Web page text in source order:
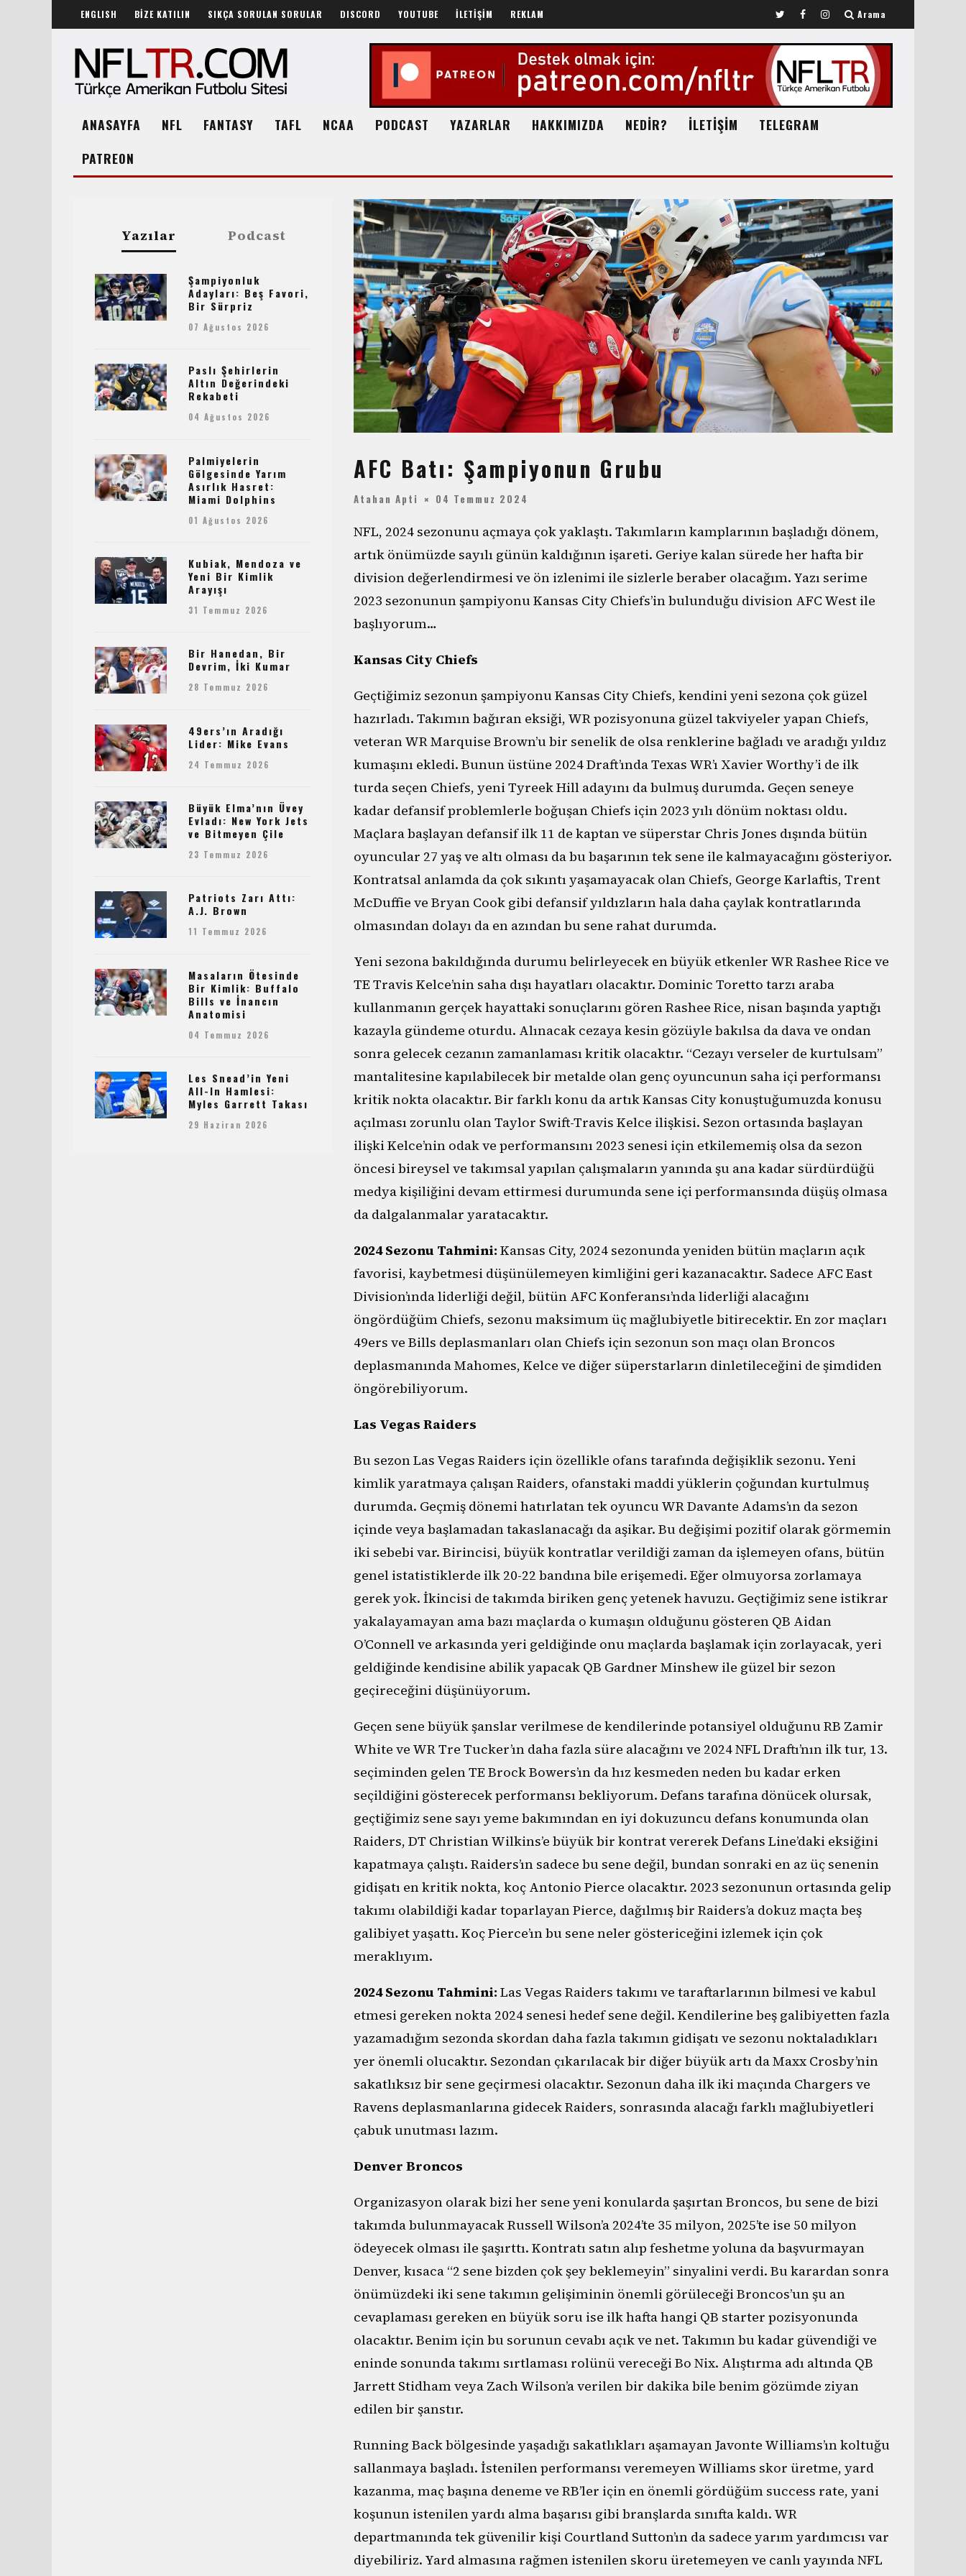
ENGLISH BİZE KATILIN SIKÇA SORULAN SORULAR DISCORD YOUTUBE İLETİŞİM REKLAM Arama
ANASAYFA NFL FANTASY TAFL NCAA PODCAST YAZARLAR HAKKIMIZDA NEDİR? İLETİŞİM
TELEGRAM
PATREON
AFC Batı: Şampiyonun Grubu
Atahan Apti 04 Temmuz 2024
NFL, 2024 sezonunu açmaya çok yaklaştı. Takımların kamplarının başladığı dönem,
artık önümüzde sayılı günün kaldığının işareti. Geriye kalan sürede her hafta bir
division değerlendirmesi ve ön izlenimi ile sizlerle beraber olacağım. Yazı serime
2023 sezonunun şampiyonu Kansas City Chiefs’in bulunduğu division AFC West ile
başlıyorum…
Kansas City Chiefs
Geçtiğimiz sezonun şampiyonu Kansas City Chiefs, kendini yeni sezona çok güzel
hazırladı. Takımın bağıran eksiği, WR pozisyonuna güzel takviyeler yapan Chiefs,
veteran WR Marquise Brown’u bir senelik de olsa renklerine bağladı ve aradığı yıldız
kumaşını ekledi. Bunun üstüne 2024 Draft’ında Texas WR’ı Xavier Worthy’i de ilk
turda seçen Chiefs, yeni Tyreek Hill adayını da bulmuş durumda. Geçen seneye
kadar defansif problemlerle boğuşan Chiefs için 2023 yılı dönüm noktası oldu.
Maçlara başlayan defansif ilk 11 de kaptan ve süperstar Chris Jones dışında bütün
oyuncular 27 yaş ve altı olması da bu başarının tek sene ile kalmayacağını gösteriyor.
Kontratsal anlamda da çok sıkıntı yaşamayacak olan Chiefs, George Karlaftis, Trent
McDuffie ve Bryan Cook gibi defansif yıldızların hala daha çaylak kontratlarında
olmasından dolayı da en azından bu sene rahat durumda.
Yeni sezona bakıldığında durumu belirleyecek en büyük etkenler WR Rashee Rice ve
TE Travis Kelce’nin saha dışı hayatları olacaktır. Dominic Toretto tarzı araba
kullanmanın gerçek hayattaki sonuçlarını gören Rashee Rice, nisan başında yaptığı
kazayla gündeme oturdu. Alınacak cezaya kesin gözüyle bakılsa da dava ve ondan
sonra gelecek cezanın zamanlaması kritik olacaktır. “Cezayı verseler de kurtulsam”
mantalitesine kapılabilecek bir metalde olan genç oyuncunun saha içi performansı
kritik nokta olacaktır. Bir farklı konu da artık Kansas City konuştuğumuzda konusu
açılması zorunlu olan Taylor Swift-Travis Kelce ilişkisi. Sezon ortasında başlayan
ilişki Kelce’nin odak ve performansını 2023 senesi için etkilememiş olsa da sezon
öncesi bireysel ve takımsal yapılan çalışmaların yanında şu ana kadar sürdürdüğü
medya kişiliğini devam ettirmesi durumunda sene içi performansında düşüş olmasa
da dalgalanmalar yaratacaktır.
2024 Sezonu Tahmini: Kansas City, 2024 sezonunda yeniden bütün maçların açık
favorisi, kaybetmesi düşünülemeyen kimliğini geri kazanacaktır. Sadece AFC East
Division’ında liderliği değil, bütün AFC Konferansı’nda liderliği alacağını
öngördüğüm Chiefs, sezonu maksimum üç mağlubiyetle bitirecektir. En zor maçları
49ers ve Bills deplasmanları olan Chiefs için sezonun son maçı olan Broncos
deplasmanında Mahomes, Kelce ve diğer süperstarların dinletileceğini de şimdiden
öngörebiliyorum.
Las Vegas Raiders
Bu sezon Las Vegas Raiders için özellikle ofans tarafında değişiklik sezonu. Yeni
kimlik yaratmaya çalışan Raiders, ofanstaki maddi yüklerin çoğundan kurtulmuş
durumda. Geçmiş dönemi hatırlatan tek oyuncu WR Davante Adams’ın da sezon
içinde veya başlamadan takaslanacağı da aşikar. Bu değişimi pozitif olarak görmemin
iki sebebi var. Birincisi, büyük kontratlar verildiği zaman da işlemeyen ofans, bütün
genel istatistiklerde ilk 20-22 bandına bile erişemedi. Eğer olmuyorsa zorlamaya
gerek yok. İkincisi de takımda biriken genç yetenek havuzu. Geçtiğimiz sene istikrar
yakalayamayan ama bazı maçlarda o kumaşın olduğunu gösteren QB Aidan
O’Connell ve arkasında yeri geldiğinde onu maçlarda başlamak için zorlayacak, yeri
geldiğinde kendisine abilik yapacak QB Gardner Minshew ile güzel bir sezon
geçireceğini düşünüyorum.
Geçen sene büyük şanslar verilmese de kendilerinde potansiyel olduğunu RB Zamir
White ve WR Tre Tucker’ın daha fazla süre alacağını ve 2024 NFL Draftı’nın ilk tur, 13.
seçiminden gelen TE Brock Bowers’ın da hız kesmeden neden bu kadar erken
seçildiğini gösterecek performansı bekliyorum. Defans tarafına dönücek olursak,
geçtiğimiz sene sayı yeme bakımından en iyi dokuzuncu defans konumunda olan
Raiders, DT Christian Wilkins’e büyük bir kontrat vererek Defans Line’daki eksiğini
kapatmaya çalıştı. Raiders’ın sadece bu sene değil, bundan sonraki en az üç senenin
gidişatı en kritik nokta, koç Antonio Pierce olacaktır. 2023 sezonunun ortasında gelip
takımı olabildiği kadar toparlayan Pierce, dağılmış bir Raiders’a dokuz maçta beş
galibiyet yaşattı. Koç Pierce’ın bu sene neler göstericeğini izlemek için çok
meraklıyım.
2024 Sezonu Tahmini: Las Vegas Raiders takımı ve taraftarlarının bilmesi ve kabul
etmesi gereken nokta 2024 senesi hedef sene değil. Kendilerine beş galibiyetten fazla
yazamadığım sezonda skordan daha fazla takımın gidişatı ve sezonu noktaladıkları
yer önemli olucaktır. Sezondan çıkarılacak bir diğer büyük artı da Maxx Crosby’nin
sakatlıksız bir sene geçirmesi olacaktır. Sezonun daha ilk iki maçında Chargers ve
Ravens deplasmanlarına gidecek Raiders, sonrasında alacağı farklı mağlubiyetleri
çabuk unutması lazım.
Denver Broncos
Organizasyon olarak bizi her sene yeni konularda şaşırtan Broncos, bu sene de bizi
takımda bulunmayacak Russell Wilson’a 2024’te 35 milyon, 2025’te ise 50 milyon
ödeyecek olması ile şaşırttı. Kontratı satın alıp feshetme yoluna da başvurmayan
Denver, kısaca “2 sene bizden çok şey beklemeyin” sinyalini verdi. Bu karardan sonra
önümüzdeki iki sene takımın gelişiminin önemli görüleceği Broncos’un şu an
cevaplaması gereken en büyük soru ise ilk hafta hangi QB starter pozisyonunda
olacaktır. Benim için bu sorunun cevabı açık ve net. Takımın bu kadar güvendiği ve
eninde sonunda takımı sırtlaması rolünü vereceği Bo Nix. Alıştırma adı altında QB
Jarrett Stidham veya Zach Wilson’a verilen bir dakika bile benim gözümde ziyan
edilen bir şanstır.
Running Back bölgesinde yaşadığı sakatlıkları aşamayan Javonte Williams’ın koltuğu
sallanmaya başladı. İstenilen performansı veremeyen Williams skor üretme, yard
kazanma, maç başına deneme ve RB’ler için en önemli gördüğüm success rate, yani
koşunun istenilen yardı alma başarısı gibi branşlarda sınıfta kaldı. WR
departmanında tek güvenilir kişi Courtland Sutton’ın da sadece yarım yardımcısı var
diyebiliriz. Yard almasına rağmen istenilen skoru üretemeyen ve canlı yayında NFL
Yazılar Podcast
Şampiyonluk
Adayları: Beş Favori,
Bir Sürpriz
07 Ağustos 2026
Paslı Şehirlerin
Altın Değerindeki
Rekabeti
04 Ağustos 2026
Palmiyelerin
Gölgesinde Yarım
Asırlık Hasret:
Miami Dolphins
01 Ağustos 2026
Kubiak, Mendoza ve
Yeni Bir Kimlik
Arayışı
31 Temmuz 2026
Bir Hanedan, Bir
Devrim, İki Kumar
28 Temmuz 2026
49ers’ın Aradığı
Lider: Mike Evans
24 Temmuz 2026
Büyük Elma’nın Üvey
Evladı: New York Jets
ve Bitmeyen Çile
23 Temmuz 2026
Patriots Zarı Attı:
A.J. Brown
11 Temmuz 2026
Masaların Ötesinde
Bir Kimlik: Buffalo
Bills ve İnancın
Anatomisi
04 Temmuz 2026
Les Snead’in Yeni
All-In Hamlesi:
Myles Garrett Takası
29 Haziran 2026